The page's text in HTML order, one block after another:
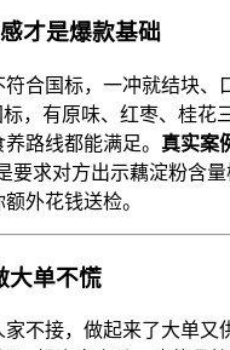
才是爆款基础
合国标，一冲就结块
，有原味、红枣、桂
路线都能满足。 真实案
要求对方出示藕淀粉含
外花钱送检。
大单不慌
不接，做起来了大单